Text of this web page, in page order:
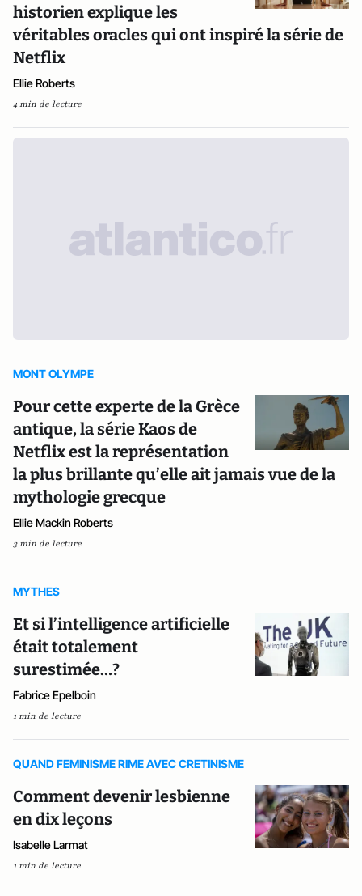
historien explique les
véritables oracles qui ont inspiré la série de
Netflix
Ellie Roberts
4 min de lecture
MONT OLYMPE
Pour cette experte de la Grèce
antique, la série Kaos de
Netflix est la représentation
la plus brillante qu’elle ait jamais vue de la
mythologie grecque
Ellie Mackin Roberts
3 min de lecture
MYTHES
Et si l’intelligence artificielle
était totalement
surestimée…?
Fabrice Epelboin
1 min de lecture
QUAND FEMINISME RIME AVEC CRETINISME
Comment devenir lesbienne
en dix leçons
Isabelle Larmat
1 min de lecture